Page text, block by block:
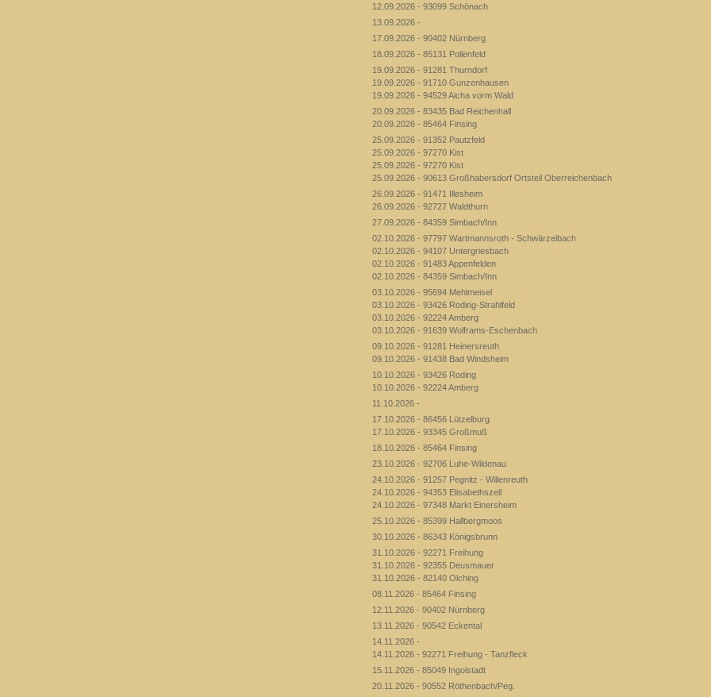
12.09.2026 - 93099 Schönach
13.09.2026 -
17.09.2026 - 90402 Nürnberg
18.09.2026 - 85131 Pollenfeld
19.09.2026 - 91281 Thurndorf
19.09.2026 - 91710 Gunzenhausen
19.09.2026 - 94529 Aicha vorm Wald
20.09.2026 - 83435 Bad Reichenhall
20.09.2026 - 85464 Finsing
25.09.2026 - 91352 Pautzfeld
25.09.2026 - 97270 Kist
25.09.2026 - 97270 Kist
25.09.2026 - 90613 Großhabersdorf Ortsteil Oberreichenbach
26.09.2026 - 91471 Illesheim
26.09.2026 - 92727 Waldthurn
27.09.2026 - 84359 Simbach/Inn
02.10.2026 - 97797 Wartmannsroth - Schwärzelbach
02.10.2026 - 94107 Untergriesbach
02.10.2026 - 91483 Appenfelden
02.10.2026 - 84359 Simbach/Inn
03.10.2026 - 95694 Mehlmeisel
03.10.2026 - 93426 Roding-Strahlfeld
03.10.2026 - 92224 Amberg
03.10.2026 - 91639 Wolframs-Eschenbach
09.10.2026 - 91281 Heinersreuth
09.10.2026 - 91438 Bad Windsheim
10.10.2026 - 93426 Roding
10.10.2026 - 92224 Amberg
11.10.2026 -
17.10.2026 - 86456 Lützelburg
17.10.2026 - 93345 Großmuß
18.10.2026 - 85464 Finsing
23.10.2026 - 92706 Luhe-Wildenau
24.10.2026 - 91257 Pegnitz - Willenreuth
24.10.2026 - 94353 Elisabethszell
24.10.2026 - 97348 Markt Einersheim
25.10.2026 - 85399 Hallbergmoos
30.10.2026 - 86343 Königsbrunn
31.10.2026 - 92271 Freihung
31.10.2026 - 92355 Deusmauer
31.10.2026 - 82140 Olching
08.11.2026 - 85464 Finsing
12.11.2026 - 90402 Nürnberg
13.11.2026 - 90542 Eckental
14.11.2026 -
14.11.2026 - 92271 Freihung - Tanzfleck
15.11.2026 - 85049 Ingolstadt
20.11.2026 - 90552 Röthenbach/Peg.